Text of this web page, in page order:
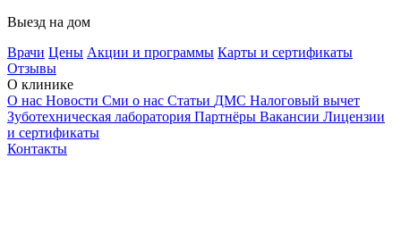
Выезд на дом
Врачи Цены Акции и программы Карты и сертификаты
Отзывы
О клинике
О нас Новости Сми о нас Статьи ДМС Налоговый вычет
Зуботехническая лаборатория Партнёры Вакансии Лицензии
и сертификаты
Контакты